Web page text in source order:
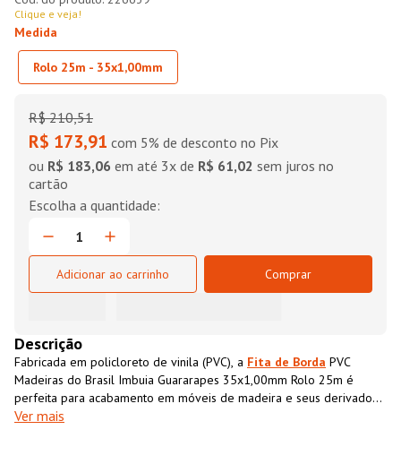
Clique e veja!
Medida
Rolo 25m - 35x1,00mm
R$ 210,51
R$ 173,91 com 5% de desconto no Pix
ou R$ 183,06 em até 3x de R$ 61,02 sem juros no
cartão
Adicionar ao carrinho Comprar
Descrição
Fabricada em policloreto de vinila (PVC), a Fita de Borda PVC
Madeiras do Brasil Imbuia Guararapes 35x1,00mm Rolo 25m é
perfeita para acabamento em móveis de madeira e seus derivados.
Ela possui textura impressa semelhante ao MDF, que além de
Ver mais